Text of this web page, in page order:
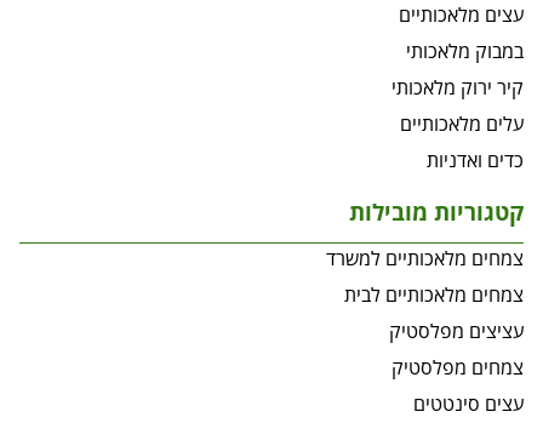
עצים מלאכותיים
במבוק מלאכותי
קיר ירוק מלאכותי
עלים מלאכותיים
כדים ואדניות
קטגוריות מובילות
צמחים מלאכותיים למשרד
צמחים מלאכותיים לבית
עציצים מפלסטיק
צמחים מפלסטיק
עצים סינטטים